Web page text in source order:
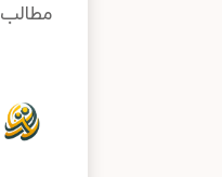
مطالب